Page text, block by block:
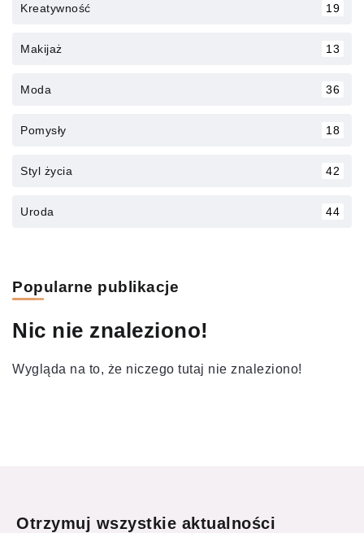
Kreatywność 19
Makijaż 13
Moda 36
Pomysły 18
Styl życia 42
Uroda 44
Popularne publikacje
Nic nie znaleziono!
Wygląda na to, że niczego tutaj nie znaleziono!
Otrzymuj wszystkie aktualności